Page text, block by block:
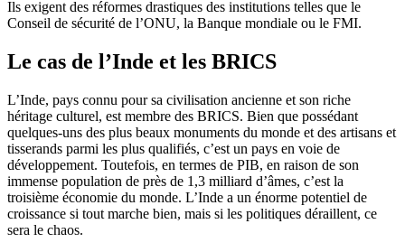
Ils exigent des réformes drastiques des institutions telles que le
Conseil de sécurité de l’ONU, la Banque mondiale ou le FMI.
Le cas de l’Inde et les BRICS
L’Inde, pays connu pour sa civilisation ancienne et son riche
héritage culturel, est membre des BRICS. Bien que possédant
quelques-uns des plus beaux monuments du monde et des artisans et
tisserands parmi les plus qualifiés, c’est un pays en voie de
développement. Toutefois, en termes de PIB, en raison de son
immense population de près de 1,3 milliard d’âmes, c’est la
troisième économie du monde. L’Inde a un énorme potentiel de
croissance si tout marche bien, mais si les politiques déraillent, ce
sera le chaos.